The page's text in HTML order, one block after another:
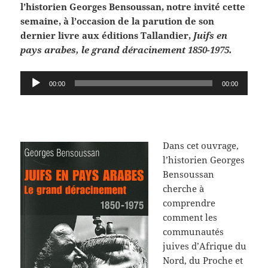
l’historien Georges Bensoussan, notre invité cette
semaine, à l’occasion de la parution de son
dernier livre aux éditions Tallandier, Juifs en
pays arabes, le grand déracinement 1850-1975.
Lecteur
audio
00:00 00:00
Dans cet ouvrage,
l’historien Georges
Bensoussan
cherche à
comprendre
comment les
communautés
juives d’Afrique du
Nord, du Proche et